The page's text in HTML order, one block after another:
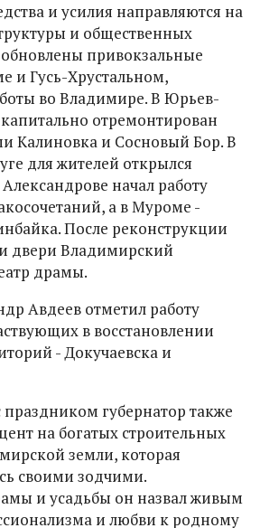
и усилия направляются на
и общественных
обновлены привокзальные
и Гусь-Хрустальном,
во Владимире. В Юрьев-
отремонтирован
Калиновка и Сосновый Бор. В
для жителей открылся
начал работу
а в Муроме -
После реконструкции
двери Владимирский
драмы.
Авдеев отметил работу
в восстановлении
- Докучаевска и
губернатор также
на богатых строительных
земли, которая
своими зодчими.
и усадьбы он назвал живым
и любви к родному